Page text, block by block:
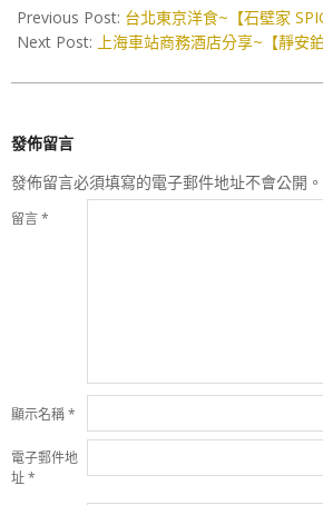
06-
05
Previous Post: 台北東京洋食~【石壁家
Next Post: 上海車站商務酒店分享~【靜安
發佈留言
發佈留言必須填寫的電子郵件地址不會公開。
留言*
顯示名稱*
電子郵件地
址*